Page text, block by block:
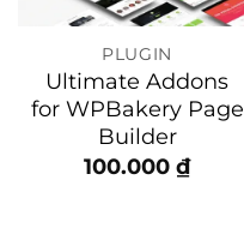
PLUGIN
Ultimate Addons
for WPBakery Page
Builder
100.000 ₫